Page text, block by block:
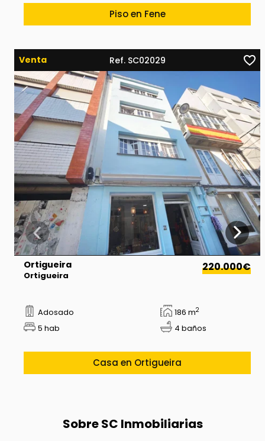
Piso en Fene
Venta Ref. SC02029
Ortigueira
Ortigueira
220.000€
Adosado 186 m2
5 hab 4 baños
Casa en Ortigueira
Sobre SC Inmobiliarias